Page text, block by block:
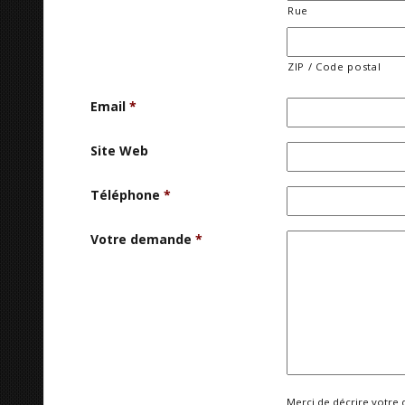
Rue
ZIP / Code postal
Email *
Site Web
Téléphone *
Votre demande *
Merci de décrire votre